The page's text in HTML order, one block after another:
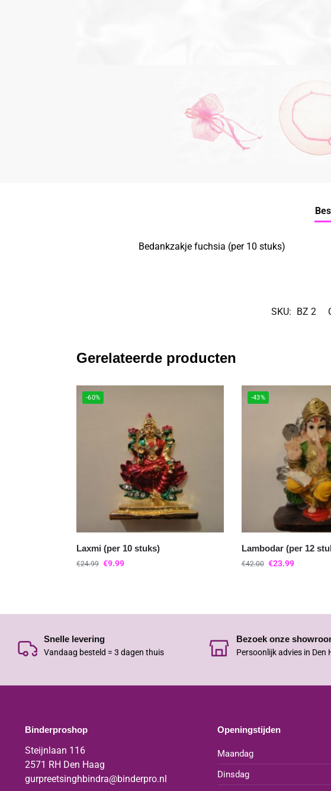
Bedankzakje fuchsia (per 10 stuks)
SKU: BZ 2
Gerelateerde producten
-60%
Laxmi (per 10 stuks)
€24.99 €9.99
-43%
Lambodar (per 12
€42.00 €23.99
Snelle levering
Vandaag besteld = 3 dagen thuis
Bezoek onze
Persoonlijk advies in Den
Binderproshop
Steijnlaan 116
2571 RH Den Haag
gurpreetsinghbindra@binderpro.nl
Openingstijden
Maandag
Dinsdag